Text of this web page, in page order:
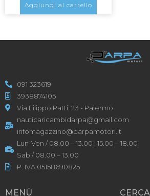
Aggiungi al carrello
091 323619
3938874105
Via Filippo Patti, 23 - Palermo
nauticaricambidarpa@gmail.com
infomagazzino@darpamotori.it
Lun-Ven / 08.00 – 13.00 | 15.00 – 18.00
Sab / 08.00 – 13.00
P: IVA 05158690825
MENÙ CERCA